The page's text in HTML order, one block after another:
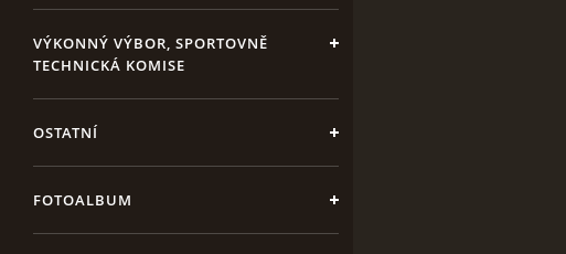
VÝKONNÝ VÝBOR, SPORTOVNĚ
TECHNICKÁ KOMISE
OSTATNÍ
FOTOALBUM